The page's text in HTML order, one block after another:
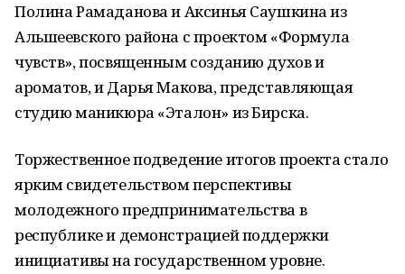
Полина Рамаданова и Аксинья Саушкина из
Альшеевского района с проектом «Формула
чувств», посвященным созданию духов и
ароматов, и Дарья Макова, представляющая
студию маникюра «Эталон» из Бирска.
Торжественное подведение итогов проекта стало
ярким свидетельством перспективы
молодежного предпринимательства в
республике и демонстрацией поддержки
инициативы на государственном уровне.